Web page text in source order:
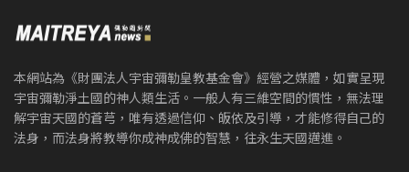
本網站為《財團法人宇宙彌勒皇教基金會》經營之媒體，如實呈現
宇宙彌勒淨土國的神人類生活。一般人有三維空間的慣性，無法理
解宇宙天國的蒼芎，唯有透過信仰、皈依及引導，才能修得自己的
法身，而法身將教導你成神成佛的智慧，往永生天國邁進。